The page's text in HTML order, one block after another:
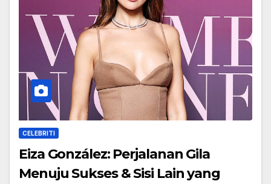
CELEBRITI
Eiza González: Perjalanan Gila
Menuju Sukses & Sisi Lain yang